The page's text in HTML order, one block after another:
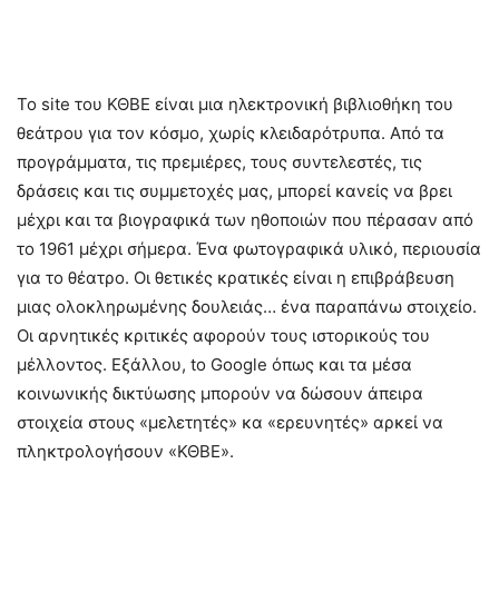
Το site του ΚΘΒΕ είναι μια ηλεκτρονική βιβλιοθήκη του
θεάτρου για τον κόσμο, χωρίς κλειδαρότρυπα. Από τα
προγράμματα, τις πρεμιέρες, τους συντελεστές, τις
δράσεις και τις συμμετοχές μας, μπορεί κανείς να βρει
μέχρι και τα βιογραφικά των ηθοποιών που πέρασαν από
το 1961 μέχρι σήμερα. Ένα φωτογραφικά υλικό, περιουσία
για το θέατρο. Οι θετικές κρατικές είναι η επιβράβευση
μιας ολοκληρωμένης δουλειάς… ένα παραπάνω στοιχείο.
Οι αρνητικές κριτικές αφορούν τους ιστορικούς του
μέλλοντος. Εξάλλου, to Google όπως και τα μέσα
κοινωνικής δικτύωσης μπορούν να δώσουν άπειρα
στοιχεία στους «μελετητές» κα «ερευνητές» αρκεί να
πληκτρολογήσουν «ΚΘΒΕ».